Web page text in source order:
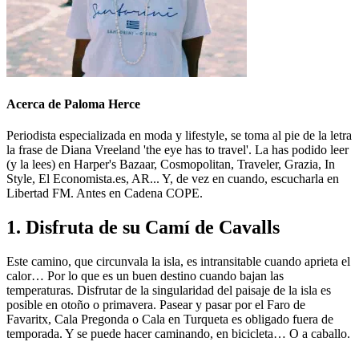
Acerca de Paloma Herce
Periodista especializada en moda y lifestyle, se toma al pie de la letra
la frase de Diana Vreeland 'the eye has to travel'. La has podido leer
(y la lees) en Harper's Bazaar, Cosmopolitan, Traveler, Grazia, In
Style, El Economista.es, AR... Y, de vez en cuando, escucharla en
Libertad FM. Antes en Cadena COPE.
1. Disfruta de su Camí de Cavalls
Este camino, que circunvala la isla, es intransitable cuando aprieta el
calor… Por lo que es un buen destino cuando bajan las
temperaturas. Disfrutar de la singularidad del paisaje de la isla es
posible en otoño o primavera. Pasear y pasar por el Faro de
Favaritx, Cala Pregonda o Cala en Turqueta es obligado fuera de
temporada. Y se puede hacer caminando, en bicicleta… O a caballo.